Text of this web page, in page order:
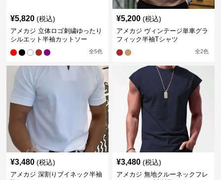
¥5,820 (税込)
アメカジ 立体ロゴ刺繍ゆったり
シルエット半袖カットソー
全5色
¥5,200 (税込)
アメカジ ヴィンテージ単車グラ
フィック半袖Tシャツ
全2色
¥3,480 (税込)
アメカジ 深割りブイネック半袖
¥3,480 (税込)
アメカジ 無地クルーネックフレ